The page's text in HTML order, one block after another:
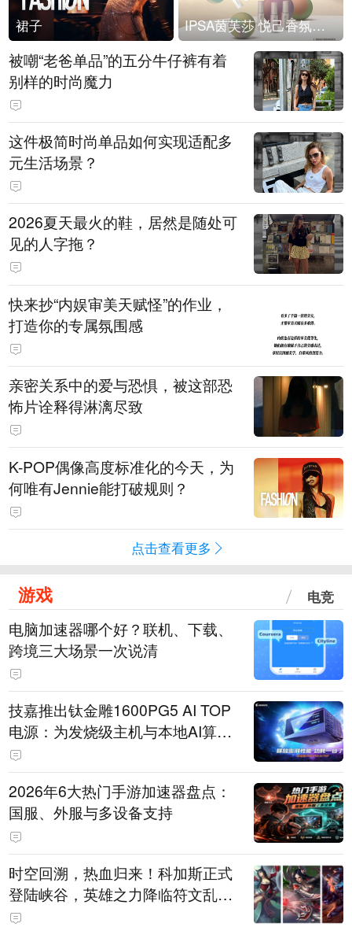
裙子 IPSA茵芙莎 悦己香氛凝露上市
被嘲“老爸单品”的五分牛仔裤有着
别样的时尚魔力
这件极简时尚单品如何实现适配多
元生活场景？
2026夏天最火的鞋，居然是随处可
见的人字拖？
快来抄“内娱审美天赋怪”的作业，
打造你的专属氛围感
亲密关系中的爱与恐惧，被这部恐
怖片诠释得淋漓尽致
K-POP偶像高度标准化的今天，为
何唯有Jennie能打破规则？
点击查看更多
游戏 电竞
电脑加速器哪个好？联机、下载、
跨境三大场景一次说清
技嘉推出钛金雕1600PG5 AI TOP
电源：为发烧级主机与本地AI算力
打造旗舰供电方案
2026年6大热门手游加速器盘点：
国服、外服与多设备支持
时空回溯，热血归来！科加斯正式
登陆峡谷，英雄之力降临符文乱
斗！